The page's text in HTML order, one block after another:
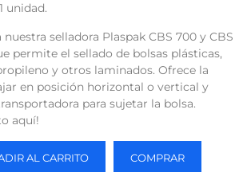
unidad.
selladora Plaspak CBS 700 y CBS
permite el sellado de bolsas plásticas,
y otros laminados. Ofrece la
en posición horizontal o vertical y
para sujetar la bolsa.
aquí!
AL CARRITO COMPRAR